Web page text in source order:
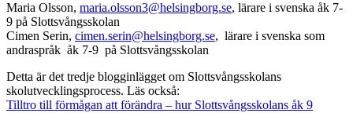
Maria Olsson, maria.olsson3@helsingborg.se, lärare i svenska åk 7-
9 på Slottsvångsskolan
Cimen Serin, cimen.serin@helsingborg.se, lärare i svenska som
andraspråk åk 7-9 på Slottsvångsskolan
Detta är det tredje blogginlägget om Slottsvångsskolans
skolutvecklingsprocess. Läs också:
Tilltro till förmågan att förändra – hur Slottsvångsskolans åk 9